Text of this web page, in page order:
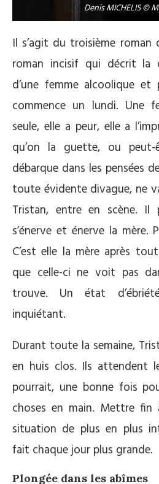
Denis MICHELIS ©
Il s’agit du troisième roman
roman incisif qui décrit la
d’une femme alcoolique et
commence un lundi. Une
seule, elle a peur, elle a
qu’on la guette, ou
débarque dans les pensées
toute évidente divague, ne
Tristan, entre en scène. Il
s’énerve et énerve la mère.
C’est elle la mère après
que celle-ci ne voit pas
trouve. Un état
inquiétant.
Durant toute la semaine,
en huis clos. Ils attendent
pourrait, une bonne fois
choses en main. Mettre
situation de plus en plus
fait chaque jour plus grande.
Plongée dans les abîmes